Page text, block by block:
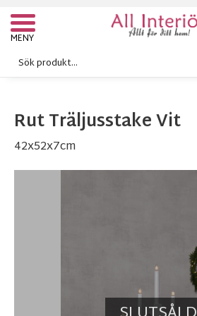
Meny
Rut Träljusstake Vit
42x52x7cm